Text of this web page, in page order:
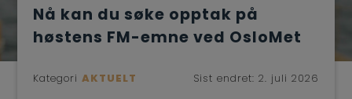
Nå kan du søke opptak på
høstens FM-emne ved OsloMet
Kategori AKTUELT Sist endret: 2. juli 2026